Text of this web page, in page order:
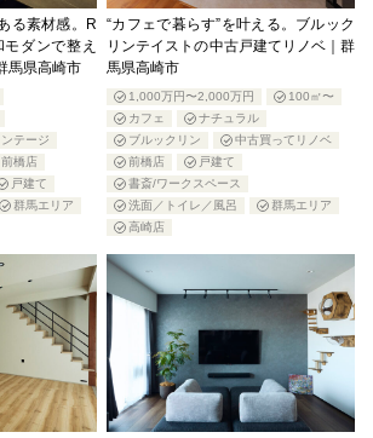
る素材感。R
ダンで整え
馬県高崎市
テージ
前橋店
戸建て
群馬エリア
“カフェで暮らす”を叶える。ブルック
リンテイストの中古戸建てリノベ｜群
馬県高崎市
1,000万円〜2,000万円
100㎡〜
カフェ
ナチュラル
ブルックリン
中古買ってリノベ
前橋店
戸建て
書斎/ワークスペース
洗面／トイレ／風呂
群馬エリア
高崎店